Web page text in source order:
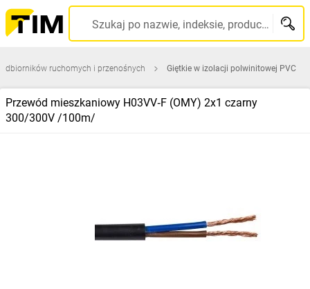
Szukaj po nazwie, indeksie, producencie, kodzie kreskowym...
ruchomych i przenośnych Giętkie w izolacji polwinitowej PVC
Przewód mieszkaniowy H03VV‑F (OMY) 2x1 czarny
300/300V /100m/